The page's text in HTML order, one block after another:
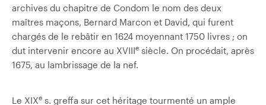
archives du chapitre de Condom le nom des deux
maîtres maçons, Bernard Marcon et David, qui furent
chargés de le rebâtir en 1624 moyennant 1750 livres ; on
dut intervenir encore au XVIIIe siècle. On procédait, après
1675, au lambrissage de la nef.
Le XIXe s. greffa sur cet héritage tourmenté un ample